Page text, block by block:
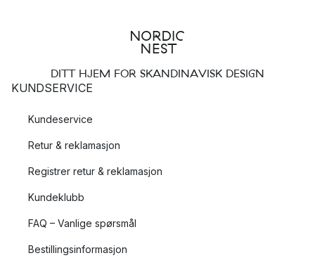
DITT HJEM FOR SKANDINAVISK DESIGN
KUNDSERVICE
Kundeservice
Retur & reklamasjon
Registrer retur & reklamasjon
Kundeklubb
FAQ – Vanlige spørsmål
Bestillingsinformasjon